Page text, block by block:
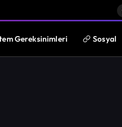
Gereksinimleri Sosyal